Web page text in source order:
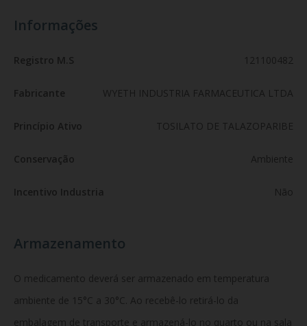
Informações
Registro M.S 121100482
Fabricante WYETH INDUSTRIA FARMACEUTICA LTDA
Princípio Ativo TOSILATO DE TALAZOPARIBE
Conservação Ambiente
Incentivo Industria Não
Armazenamento
O medicamento deverá ser armazenado em temperatura
ambiente de 15°C a 30°C. Ao recebê-lo retirá-lo da
embalagem de transporte e armazená-lo no quarto ou na sala